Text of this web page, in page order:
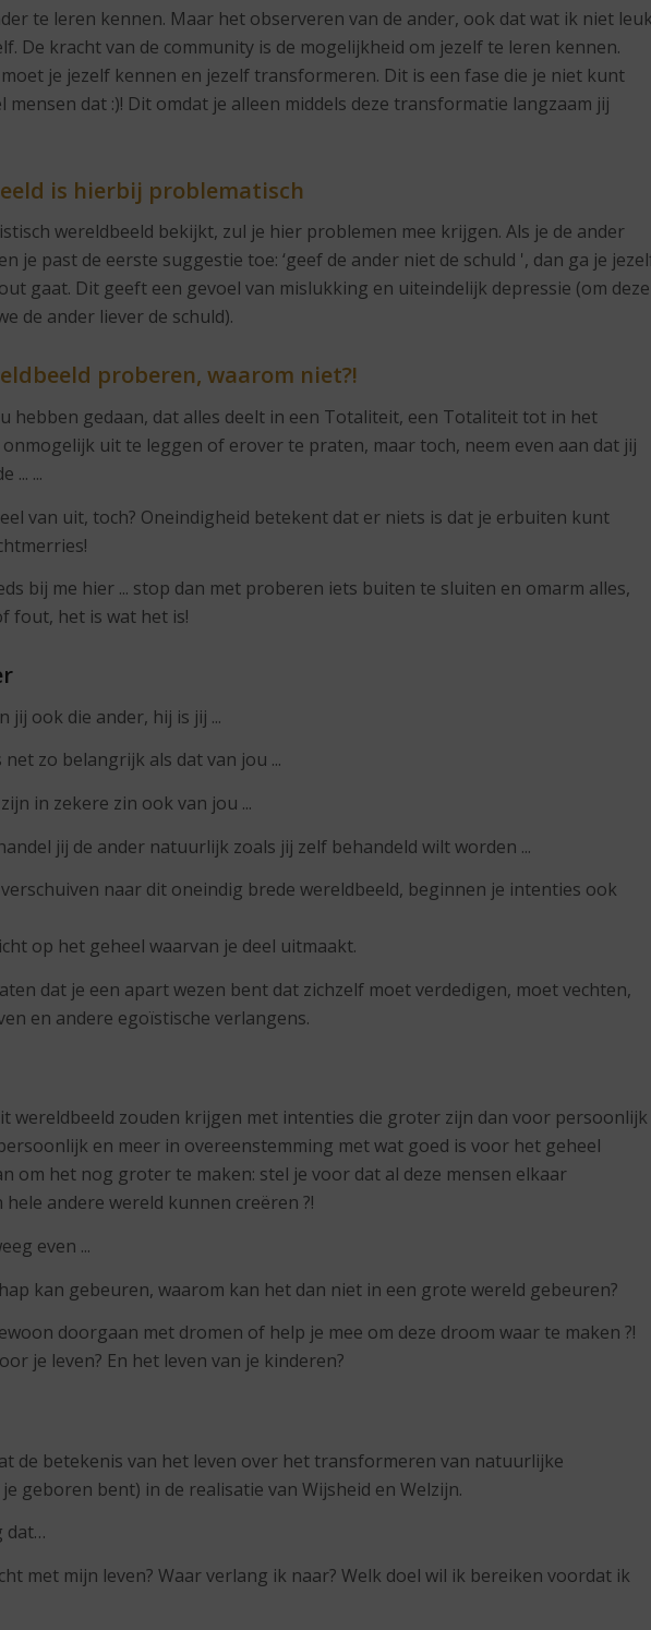
te leren kennen. Maar het observeren van de ander, ook dat wat ik niet
De kracht van de community is de mogelijkheid om jezelf te leren kennen.
je jezelf kennen en jezelf transformeren. Dit is een fase die je niet kunt
dat :)! Dit omdat je alleen middels deze transformatie langzaam jij
is hierbij problematisch
wereldbeeld bekijkt, zul je hier problemen mee krijgen. Als je de ander
je past de eerste suggestie toe: ‘geef de ander niet de schuld ', dan ga je
gaat. Dit geeft een gevoel van mislukking en uiteindelijk depressie (om deze
de ander liever de schuld).
proberen, waarom niet?!
hebben gedaan, dat alles deelt in een Totaliteit, een Totaliteit tot in het
uit te leggen of erover te praten, maar toch, neem even aan dat jij
... ...
van uit, toch? Oneindigheid betekent dat er niets is dat je erbuiten kunt
bij me hier ... stop dan met proberen iets buiten te sluiten en omarm alles,
fout, het is wat het is!
jij ook die ander, hij is jij ...
zo belangrijk als dat van jou ...
in zekere zin ook van jou ...
jij de ander natuurlijk zoals jij zelf behandeld wilt worden ...
naar dit oneindig brede wereldbeeld, beginnen je intenties ook
op het geheel waarvan je deel uitmaakt.
dat je een apart wezen bent dat zichzelf moet verdedigen, moet vechten,
en andere egoïstische verlangens.
wereldbeeld zouden krijgen met intenties die groter zijn dan voor persoonlijk
en meer in overeenstemming met wat goed is voor het geheel
om het nog groter te maken: stel je voor dat al deze mensen elkaar
andere wereld kunnen creëren ?!
even ...
kan gebeuren, waarom kan het dan niet in een grote wereld gebeuren?
doorgaan met dromen of help je mee om deze droom waar te maken ?!
je leven? En het leven van je kinderen?
de betekenis van het leven over het transformeren van natuurlijke
geboren bent) in de realisatie van Wijsheid en Welzijn.
dat…
met mijn leven? Waar verlang ik naar? Welk doel wil ik bereiken voordat ik